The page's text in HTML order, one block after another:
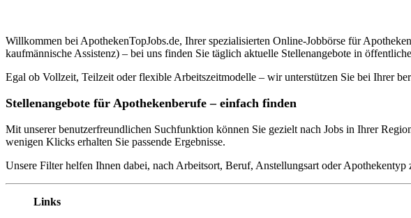
Willkommen bei ApothekenTopJobs.de, Ihrer spezialisierten Online-Jobbörse für
kaufmännische Assistenz) – bei uns finden Sie täglich aktuelle Stellenangebote in
Egal ob Vollzeit, Teilzeit oder flexible Arbeitszeitmodelle – wir unterstützen Sie bei Ihrer
Stellenangebote für Apothekenberufe – einfach finden
Mit unserer benutzerfreundlichen Suchfunktion können Sie gezielt nach Jobs in Ihrer
wenigen Klicks erhalten Sie passende Ergebnisse.
Unsere Filter helfen Ihnen dabei, nach Arbeitsort, Beruf, Anstellungsart oder
Links